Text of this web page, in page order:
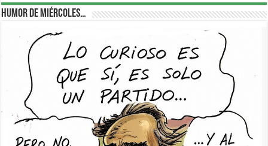
Humor de Miércoles…